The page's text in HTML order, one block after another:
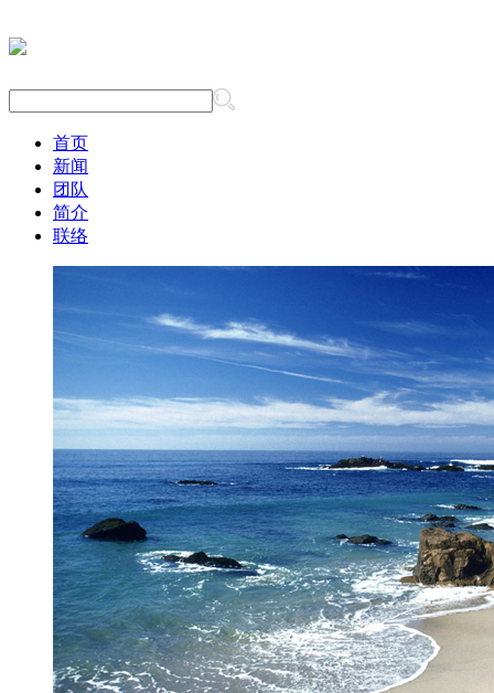
首页
新闻
团队
简介
联络